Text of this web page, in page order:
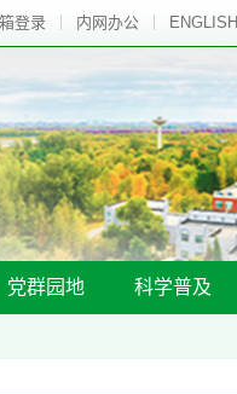
登录 内网办公 ENGLISH
党群园地 科学普及